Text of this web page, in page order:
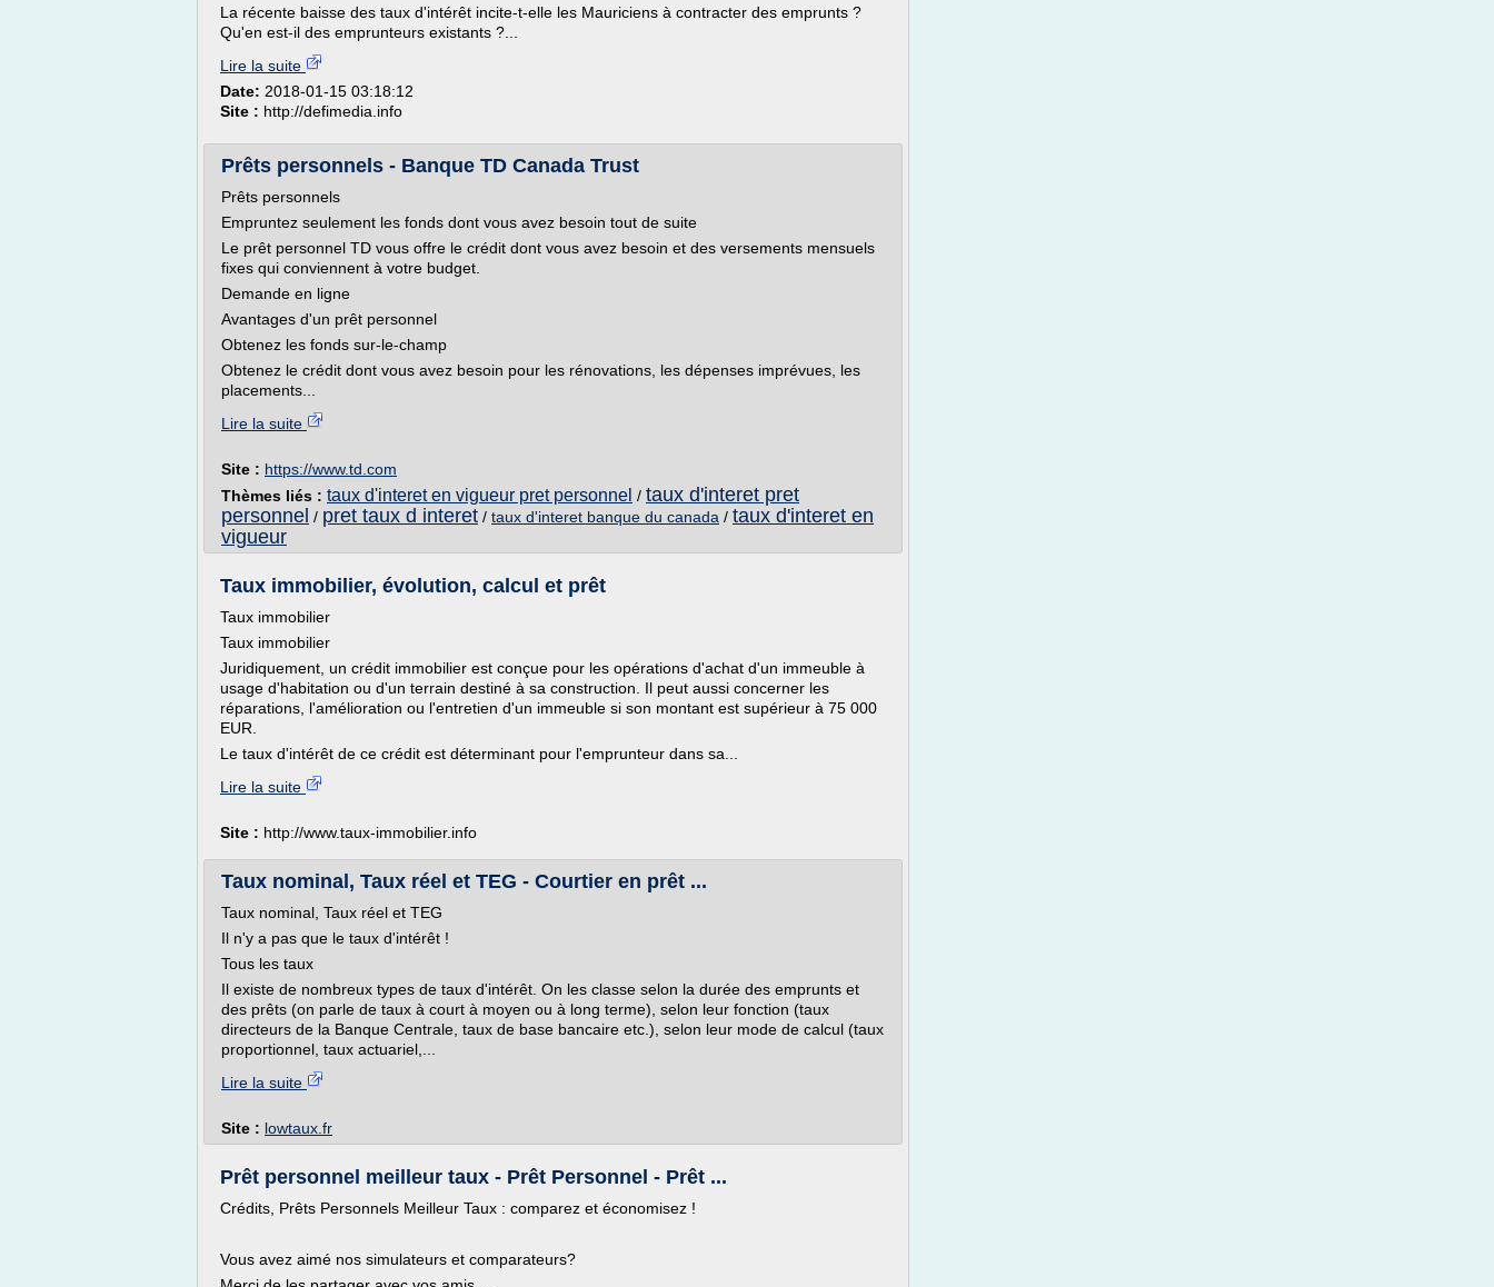
La récente baisse des taux d'intérêt incite-t-elle les Mauriciens à contracter des emprunts ?
Qu'en est-il des emprunteurs existants ?...
Lire la suite
Date: 2018-01-15 03:18:12
Site : http://defimedia.info
Prêts personnels - Banque TD Canada Trust
Prêts personnels
Empruntez seulement les fonds dont vous avez besoin tout de suite
Le prêt personnel TD vous offre le crédit dont vous avez besoin et des versements mensuels
fixes qui conviennent à votre budget.
Demande en ligne
Avantages d'un prêt personnel
Obtenez les fonds sur-le-champ
Obtenez le crédit dont vous avez besoin pour les rénovations, les dépenses imprévues, les
placements...
Lire la suite
Site : https://www.td.com
Thèmes liés : taux d'interet en vigueur pret personnel / taux d'interet pret
personnel / pret taux d interet / taux d'interet banque du canada / taux d'interet en
vigueur
Taux immobilier, évolution, calcul et prêt
Taux immobilier
Taux immobilier
Juridiquement, un crédit immobilier est conçue pour les opérations d'achat d'un immeuble à
usage d'habitation ou d'un terrain destiné à sa construction. Il peut aussi concerner les
réparations, l'amélioration ou l'entretien d'un immeuble si son montant est supérieur à 75 000
EUR.
Le taux d'intérêt de ce crédit est déterminant pour l'emprunteur dans sa...
Lire la suite
Site : http://www.taux-immobilier.info
Taux nominal, Taux réel et TEG - Courtier en prêt ...
Taux nominal, Taux réel et TEG
Il n'y a pas que le taux d'intérêt !
Tous les taux
Il existe de nombreux types de taux d'intérêt. On les classe selon la durée des emprunts et
des prêts (on parle de taux à court à moyen ou à long terme), selon leur fonction (taux
directeurs de la Banque Centrale, taux de base bancaire etc.), selon leur mode de calcul (taux
proportionnel, taux actuariel,...
Lire la suite
Site : lowtaux.fr
Prêt personnel meilleur taux - Prêt Personnel - Prêt ...
Crédits, Prêts Personnels Meilleur Taux : comparez et économisez !
Vous avez aimé nos simulateurs et comparateurs?